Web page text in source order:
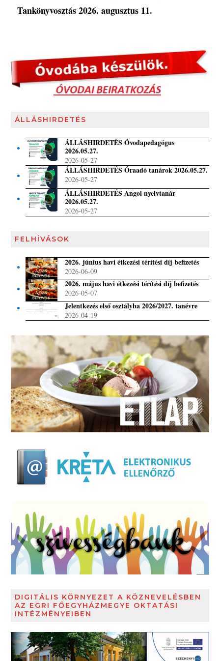
Tankönyvosztás 2026. augusztus 11.
ÁLLÁSHIRDETÉS
ÁLLÁSHIRDETÉS Óvodapedagógus
2026.05.27.
2026-05-27
ÁLLÁSHIRDETÉS Óraadó tanárok 2026.05.27.
2026-05-27
ÁLLÁSHIRDETÉS Angol nyelvtanár
2026.05.27.
2026-05-27
FELHÍVÁSOK
2026. június havi étkezési térítési díj befizetés
2026-06-09
2026. május havi étkezési térítési díj befizetés
2026-05-07
Jelentkezés első osztályba 2026/2027. tanévre
2026-04-19
DIGITÁLIS KÖRNYEZET A KÖZNEVELÉSBEN
AZ EGRI FŐEGYHÁZMEGYE OKTATÁSI
INTÉZMÉNYEIBEN